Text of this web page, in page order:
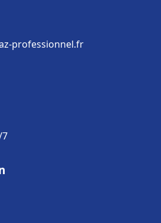
professionnel.fr